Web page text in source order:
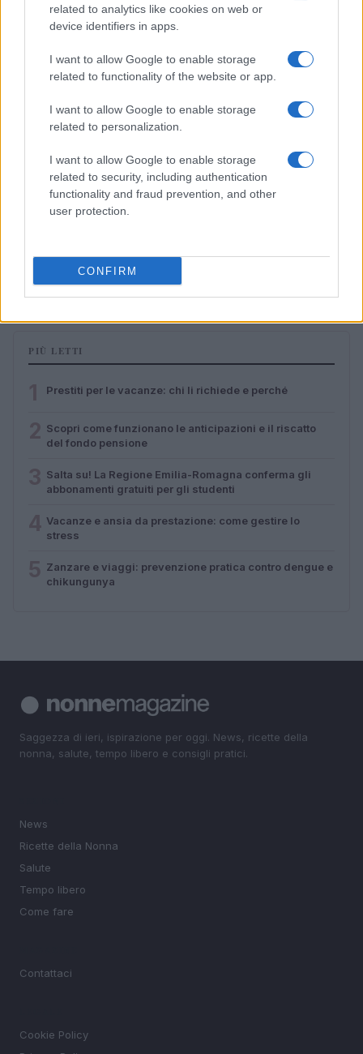
related to analytics like cookies on web or
device identifiers in apps.
I want to allow Google to enable storage
related to functionality of the website or app.
I want to allow Google to enable storage
related to personalization.
I want to allow Google to enable storage
related to security, including authentication
functionality and fraud prevention, and other
user protection.
CONFIRM
SALUTE
abbonamenti gratuiti per gli studenti
Beatrice Beretta · 5 Ago 2026
PIÙ LETTI
Prestiti per le vacanze: chi li richiede e perché
Scopri come funzionano le anticipazioni e il riscatto
del fondo pensione
Salta su! La Regione Emilia-Romagna conferma gli
abbonamenti gratuiti per gli studenti
Vacanze e ansia da prestazione: come gestire lo
stress
Zanzare e viaggi: prevenzione pratica contro dengue e
chikungunya
Saggezza di ieri, ispirazione per oggi. News, ricette della
nonna, salute, tempo libero e consigli pratici.
News
Ricette della Nonna
Salute
Tempo libero
Come fare
Contattaci
Cookie Policy